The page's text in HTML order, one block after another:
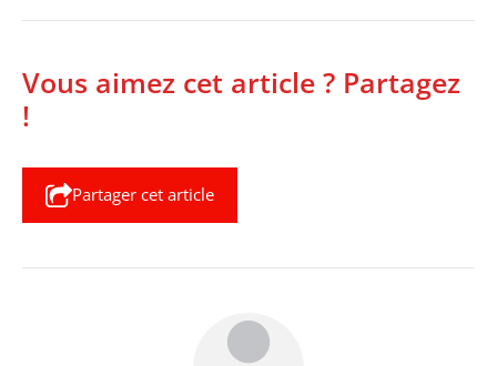
Vous aimez cet article ? Partagez
!
Partager cet article